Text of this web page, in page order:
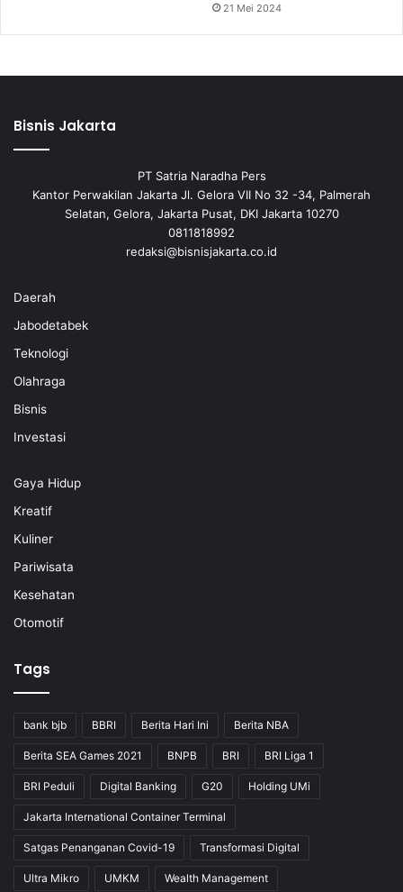
21 Mei 2024
Bisnis Jakarta
PT Satria Naradha Pers
Kantor Perwakilan Jakarta Jl. Gelora VII No 32 -34, Palmerah
Selatan, Gelora, Jakarta Pusat, DKI Jakarta 10270
0811818992
redaksi@bisnisjakarta.co.id
Daerah
Jabodetabek
Teknologi
Olahraga
Bisnis
Investasi
Gaya Hidup
Kreatif
Kuliner
Pariwisata
Kesehatan
Otomotif
Tags
bank bjb BBRI Berita Hari Ini Berita NBA
Berita SEA Games 2021 BNPB BRI BRI Liga 1
BRI Peduli Digital Banking G20 Holding UMi
Jakarta International Container Terminal
Satgas Penanganan Covid-19 Transformasi Digital
Ultra Mikro UMKM Wealth Management